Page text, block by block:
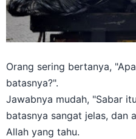
Orang sering bertanya,
batasnya?".
Jawabnya mudah, "Sabar
batasnya sangat jelas, dan
Allah yang tahu.